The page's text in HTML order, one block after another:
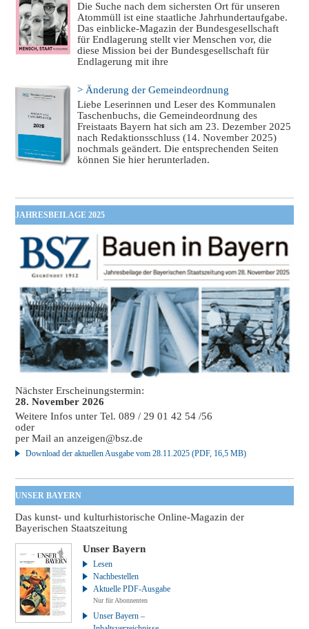
Die Suche nach dem sichersten Ort für unseren
Atommüll ist eine staatliche Jahrhundertaufgabe.
Das einblicke-Magazin der Bundesgesellschaft
für Endlagerung stellt vier Menschen vor, die
diese Mission bei der Bundesgesellschaft für
Endlagerung mit ihre
> Änderung der Gemeindeordnung
Liebe Leserinnen und Leser des Kommunalen
Taschenbuchs, die Gemeindeordnung des
Freistaats Bayern hat sich am 23. Dezember 2025
nach Redaktionsschluss (14. November 2025)
nochmals geändert. Die entsprechenden Seiten
können Sie hier herunterladen.
JAHRESBEILAGE 2025
Nächster Erscheinungstermin:
28. November 2026
Weitere Infos unter Tel. 089 / 29 01 42 54 /56
oder
per Mail ananzeigen@bsz.de
Download der aktuellen Ausgabe vom 28.11.2025 (PDF, 16,5 MB)
UNSER BAYERN
Das kunst- und kulturhistorische Online-Magazin der
Bayerischen Staatszeitung
Unser Bayern
Lesen
Nachbestellen
Aktuelle PDF-Ausgabe
Nur für Abonnenten
Unser Bayern –